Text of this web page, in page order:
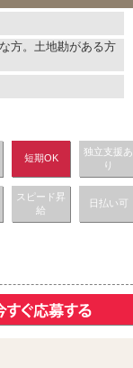
方。土地勘がある方
短期OK
独立支援あ
り
スピード昇
給
日払い可